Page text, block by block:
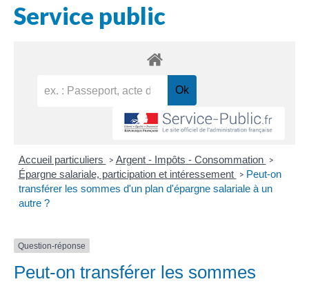
Service public
Accueil particuliers > Argent - Impôts - Consommation >
Épargne salariale, participation et intéressement > Peut-on
transférer les sommes d'un plan d'épargne salariale à un
autre ?
Question-réponse
Peut-on transférer les sommes